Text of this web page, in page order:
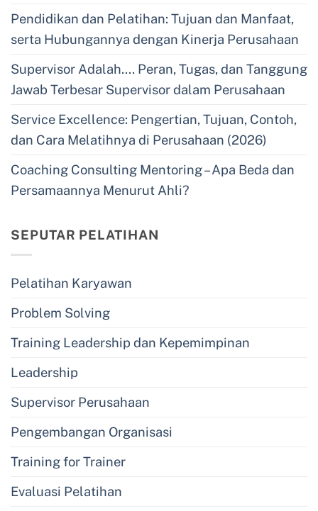
Pendidikan dan Pelatihan: Tujuan dan Manfaat,
serta Hubungannya dengan Kinerja Perusahaan
Supervisor Adalah…. Peran, Tugas, dan Tanggung
Jawab Terbesar Supervisor dalam Perusahaan
Service Excellence: Pengertian, Tujuan, Contoh,
dan Cara Melatihnya di Perusahaan (2026)
Coaching Consulting Mentoring – Apa Beda dan
Persamaannya Menurut Ahli?
SEPUTAR PELATIHAN
Pelatihan Karyawan
Problem Solving
Training Leadership dan Kepemimpinan
Leadership
Supervisor Perusahaan
Pengembangan Organisasi
Training for Trainer
Evaluasi Pelatihan